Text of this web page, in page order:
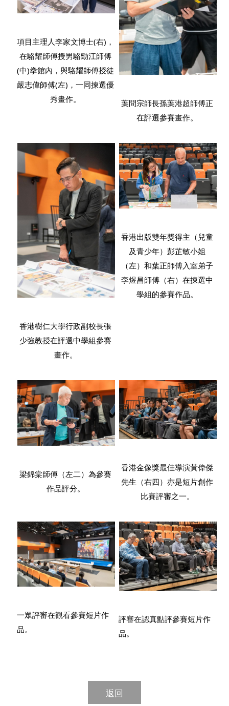
項目主理人李家文博士(右)，
在駱耀師傅授男駱勁江師傅
(中)拳館內，與駱耀師傅授徒
嚴志偉師傅(左)，一同揀選優
秀畫作。
葉問宗師長孫葉港超師傅正
在評選參賽畫作。
香港樹仁大學行政副校長張
少強教授在評選中學組參賽
畫作。
香港出版雙年獎得主（兒童
及青少年）彭芷敏小姐
（左）和葉正師傅入室弟子
李煜昌師傅（右）在揀選中
學組的參賽作品。
梁錦棠師傅（左二）為參賽
作品評分。
香港金像獎最佳導演黃偉傑
先生（右四）亦是短片創作
比賽評審之一。
一眾評審在觀看參賽短片作
品。
評審在認真點評參賽短片作
品。
返回